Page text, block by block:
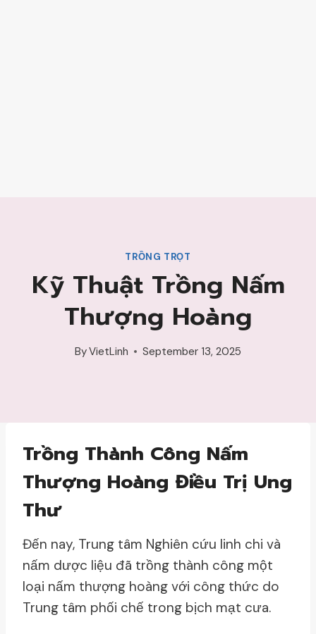
TRỒNG TRỌT
Kỹ Thuật Trồng Nấm
Thượng Hoàng
ByVietLinh September 13, 2025
Trồng Thành Công Nấm
Thượng Hoàng Điều Trị Ung
Thư
Đến nay, Trung tâm Nghiên cứu linh chi và
nấm dược liệu đã trồng thành công một
loại nấm thượng hoàng với công thức do
Trung tâm phối chế trong bịch mạt cưa.